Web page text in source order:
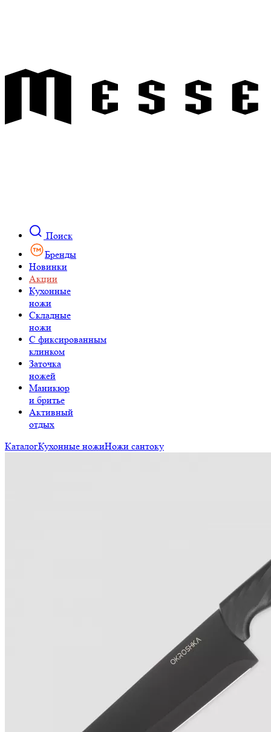
Поиск
Бренды
Новинки
Акции
Кухонные
ножи
Складные
ножи
C фиксированным
клинком
Заточка
ножей
Маникюр
и бритье
Активный
отдых
КаталогКухонные ножиНожи сантоку